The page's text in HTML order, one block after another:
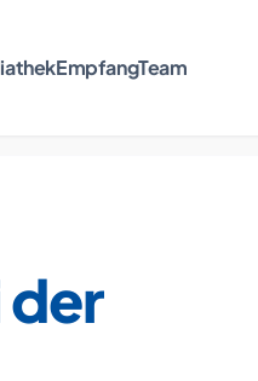
EmpfangTeam